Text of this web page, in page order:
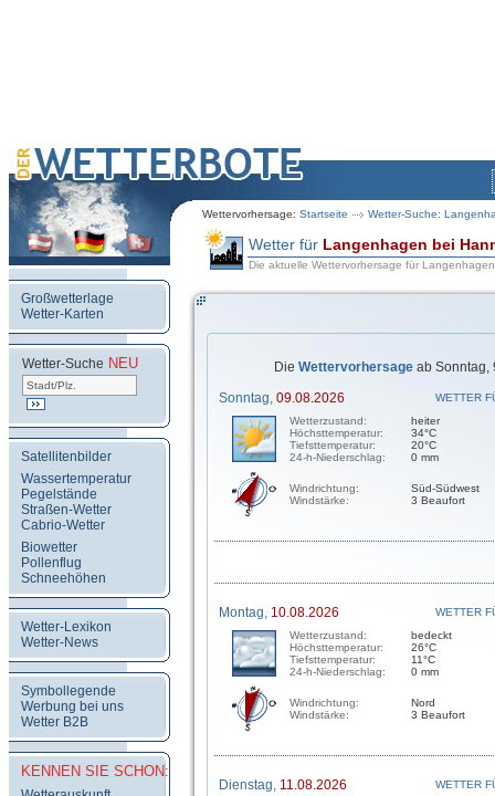
Wettervorhersage: Startseite Wetter-Suche:
Großwetterlage
Wetter-Karten
Wetter-Suche NEU
Satellitenbilder
Wassertemperatur
Pegelstände
Straßen-Wetter
Cabrio-Wetter
Biowetter
Pollenflug
Schneehöhen
Wetter-Lexikon
Wetter-News
Symbollegende
Werbung bei uns
Wetter B2B
KENNEN SIE SCHON:
Wetter für Langenhagen bei
Die aktuelle Wettervorhersage für
Die Wettervorhersage ab Sonntag,
Sonntag, 09.08.2026
WETTER
Wetterzustand:
Höchsttemperatur:
Tiefsttemperatur:
24-h-Niederschlag:
heiter
34°C
20°C
0 mm
Windrichtung:
Windstärke:
Süd-Südwest
3 Beaufort
Montag, 10.08.2026
WETTER
Wetterzustand:
Höchsttemperatur:
Tiefsttemperatur:
24-h-Niederschlag:
bedeckt
26°C
11°C
0 mm
Windrichtung:
Windstärke:
Nord
3 Beaufort
Dienstag, 11.08.2026
WETTER